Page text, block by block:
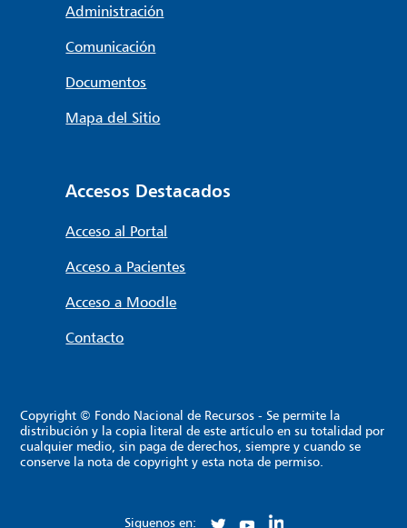
Administración
Comunicación
Documentos
Mapa del Sitio
Accesos Destacados
Acceso al Portal
Acceso a Pacientes
Acceso a Moodle
Contacto
Copyright © Fondo Nacional de Recursos - Se permite la
distribución y la copia literal de este artículo en su totalidad por
cualquier medio, sin paga de derechos, siempre y cuando se
conserve la nota de copyright y esta nota de permiso.
Siguenos en: